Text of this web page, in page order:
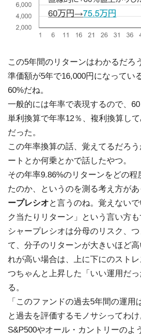
この5年間のリターンはわかるだろ
準価額が5年で16,000円になってい
60%だね。
一般的には年率で表現するので、
単利換算で年率12％、複利換算し
だった。
この年率換算の話、覚えてるだろ
ートとか何乗とかで話したやつ。
その年率9.86%のリターンをどの程
たのか、というのを測る考え方が
ープレシオ と言うのね。覚えない
ク当たりリターン」という言い方も
シャープレシオは分母のリスク、つ
て、分子のリターンが大きいほど
れが高い場合は、上に下にのスト
つちゃんと上昇した「いい運用だ
る。
「このファンドの過去5年間の運用
と過去を評価するモノサシってわけ
S&P500やオール・カントリーのよ